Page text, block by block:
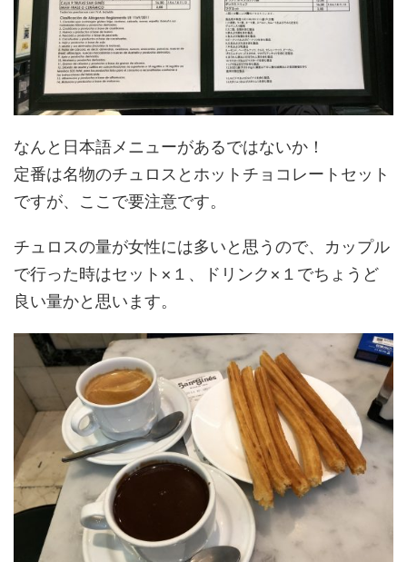
なんと日本語メニューがあるではないか！
定番は名物のチュロスとホットチョコレートセット
ですが、ここで要注意です。
チュロスの量が女性には多いと思うので、カップル
で行った時はセット×１、ドリンク×１でちょうど
良い量かと思います。